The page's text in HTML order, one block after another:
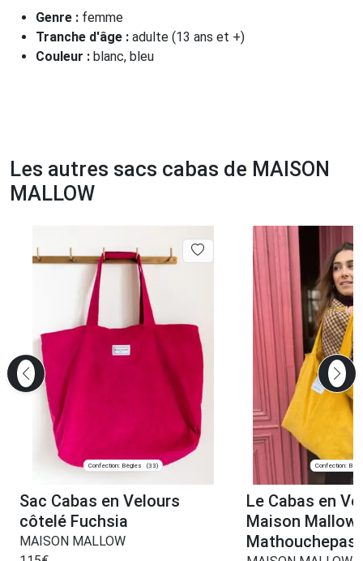
Genre : femme
Tranche d'âge : adulte (13 ans et +)
Couleur : blanc, bleu
Les autres sacs cabas de MAISON
MALLOW
Confection: Bègles (33)
Sac Cabas en Velours
côtelé Fuchsia
MAISON MALLOW
Confection:
Le Cabas en
Maison Mallow
Mathouchepas